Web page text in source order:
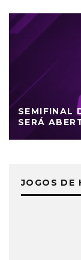
SEMIFINAL
SERÁ
JOGOS DE